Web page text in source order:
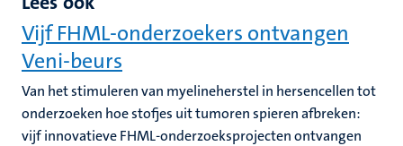
Vijf FHML-onderzoekers ontvangen
Veni-beurs
Van het stimuleren van myelineherstel in hersencellen tot
onderzoeken hoe stofjes uit tumoren spieren afbreken:
vijf innovatieve FHML-onderzoeksprojecten ontvangen